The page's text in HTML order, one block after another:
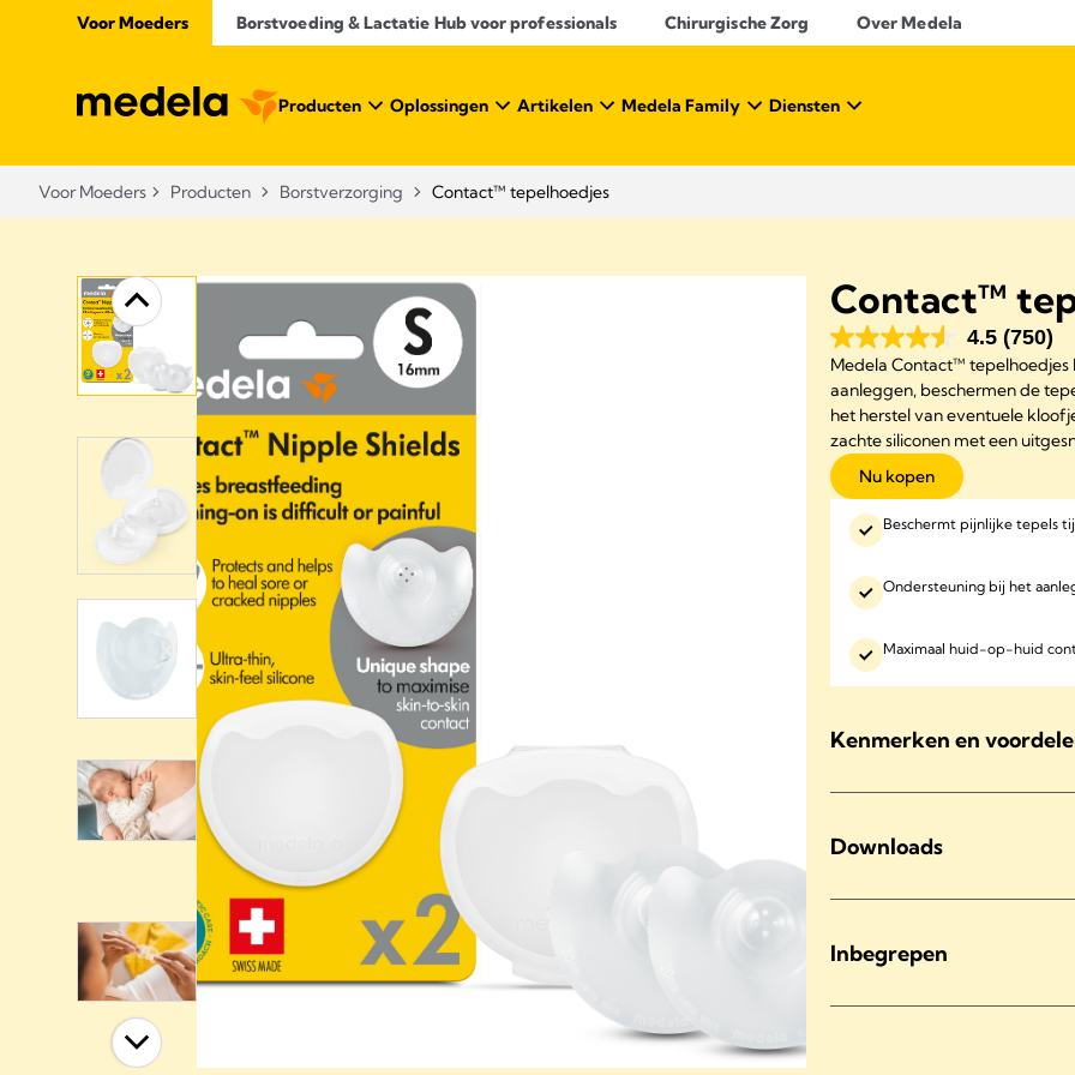
Voor Moeders Borstvoeding & Lactatie Hub voor professionals​ Chirurgische Zorg Over Medela
Producten Oplossingen Artikelen Medela Family Diensten
Voor Moeders Producten Borstverzorging Contact™ tepelhoedjes
Contact™
4.5 (750)
Medela Contact™
aanleggen, beschermen de
het herstel van eventuele
zachte siliconen met een
Nu kopen
Beschermt pijnlijke tepels
Ondersteuning bij het
Maximaal huid-op-huid
Kenmerken en
Downloads
Inbegrepen